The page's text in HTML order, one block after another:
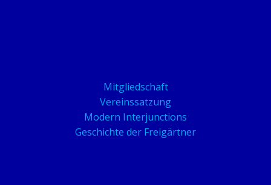
Mitgliedschaft
Vereinssatzung
Modern Interjunctions
Geschichte der Freigärtner